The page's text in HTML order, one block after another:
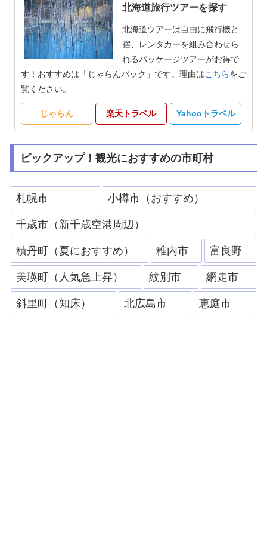
北海道旅行ツアーを探す
北海道ツアーは自由に飛行機と
宿、レンタカーを組み合わせら
れるパッケージツアーがお得で
す！おすすめは「じゃらんパック」です。理由はこちらをご
覧ください。
じゃらん 楽天トラベル Yahooトラベル
ピックアップ！観光におすすめの市町村
札幌市 小樽市（おすすめ）
千歳市（新千歳空港周辺）
積丹町（夏におすすめ） 稚内市 富良野
美瑛町（人気急上昇） 紋別市 網走市
斜里町（知床） 北広島市 恵庭市